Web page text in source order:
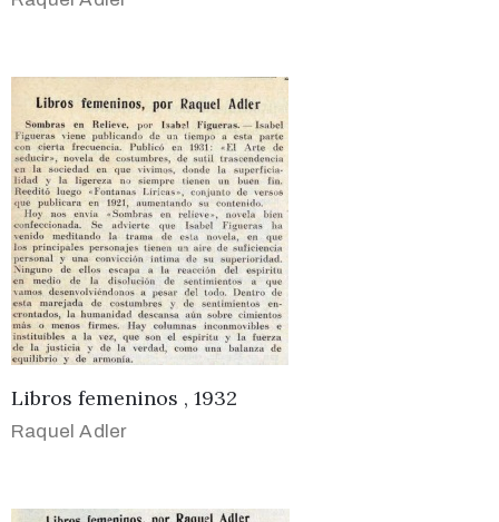
Libros femeninos , 1932
Raquel Adler